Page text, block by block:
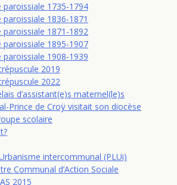
paroissiale 1735-1794
1836-1871
paroissiale 1871-1892
paroissiale 1895-1907
1908-1939
2019
2022
d’assistant(e)s maternel(le)s
Prince de Croÿ visitait son diocèse
scolaire
intercommunal (PLUi)
Communal d’Action Sociale
2015